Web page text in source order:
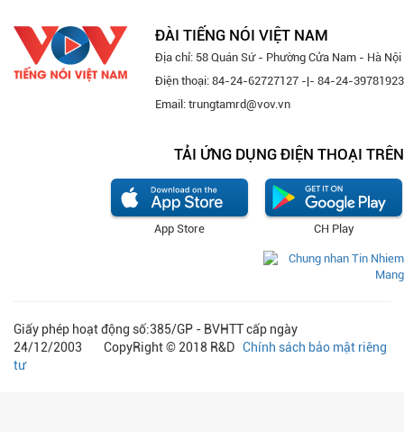
ĐÀI TIẾNG NÓI VIỆT NAM
Địa chỉ: 58 Quán Sứ - Phường Cửa Nam - Hà Nội
Điện thoại: 84-24-62727127 -|- 84-24-39781923
Email: trungtamrd@vov.vn
TẢI ỨNG DỤNG ĐIỆN THOẠI TRÊN
CH Play
App Store
Giấy phép hoạt động số:385/GP - BVHTT cấp ngày
24/12/2003 CopyRight © 2018 R&D Chính sách bảo mật riêng
tư